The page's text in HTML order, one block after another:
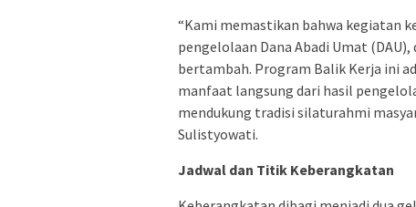
“Kami memastikan bahwa kegiatan
pengelolaan Dana Abadi Umat
bertambah. Program Balik Kerja ini
manfaat langsung dari hasil
mendukung tradisi silaturahmi
Sulistyowati.
Jadwal dan Titik Keberangkatan